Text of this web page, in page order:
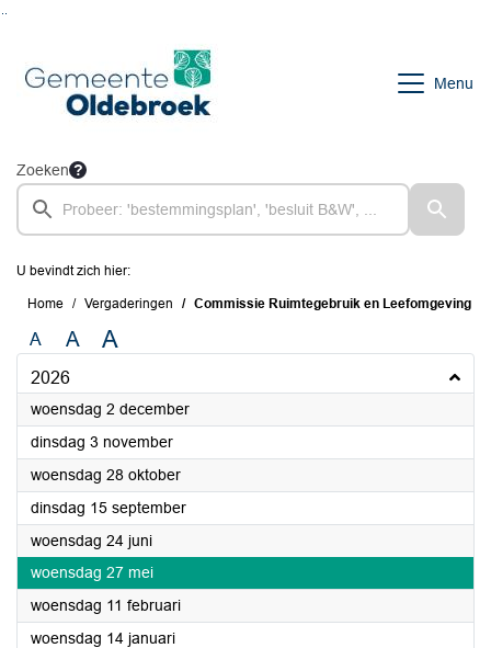
Menu
Zoeken
U bevindt zich hier:
Home Vergaderingen Commissie Ruimtegebruik en Leefomgeving
A A A
2026
woensdag 2 december2026
dinsdag 3 november2026
woensdag 28 oktober2026
dinsdag 15 september2026
woensdag 24 juni2026
woensdag 27 mei2026
woensdag 11 februari2026
woensdag 14 januari2026